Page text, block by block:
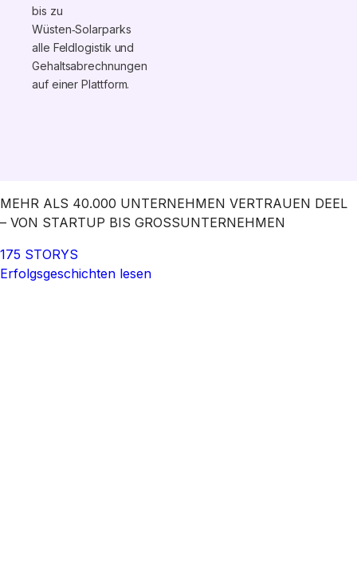
bis zu
Wüsten‑Solarparks
alle Feldlogistik und
Gehaltsabrechnungen
auf einer Plattform.
MEHR ALS 40.000 UNTERNEHMEN VERTRAUEN DEEL
– VON STARTUP BIS GROSSUNTERNEHMEN
175 STORYS
Erfolgsgeschichten lesen